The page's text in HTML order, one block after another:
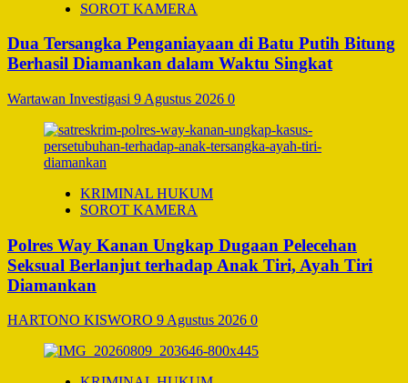
SOROT KAMERA
Dua Tersangka Penganiayaan di Batu Putih Bitung
Berhasil Diamankan dalam Waktu Singkat
Wartawan Investigasi 9 Agustus 2026 0
KRIMINAL HUKUM
SOROT KAMERA
Polres Way Kanan Ungkap Dugaan Pelecehan
Seksual Berlanjut terhadap Anak Tiri, Ayah Tiri
Diamankan
HARTONO KISWORO 9 Agustus 2026 0